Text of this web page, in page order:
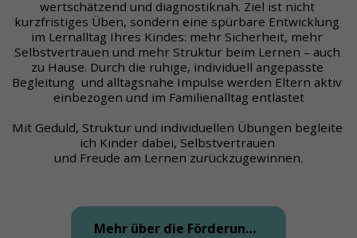
wertschätzend und diagnostiknah. Ziel ist nicht
kurzfristiges Üben, sondern eine spürbare Entwicklung
im Lernalltag Ihres Kindes: mehr Sicherheit, mehr
Selbstvertrauen und mehr Struktur beim Lernen – auch
zu Hause. Durch die ruhige, individuell angepasste
Begleitung  und alltagsnahe Impulse werden Eltern aktiv
einbezogen und im Familienalltag entlastet
Mit Geduld, Struktur und individuellen Übungen begleite
ich Kinder dabei, Selbstvertrauen
und Freude am Lernen zurückzugewinnen.
Mehr über die Förderung erfahren